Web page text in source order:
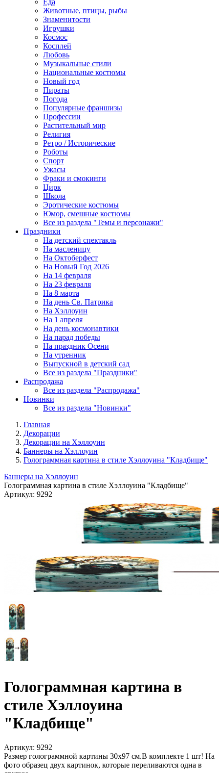
Еда
Животные, птицы, рыбы
Знаменитости
Игрушки
Космос
Косплей
Любовь
Музыкальные стили
Национальные костюмы
Новый год
Пираты
Погода
Популярные франшизы
Профессии
Растительный мир
Религия
Ретро / Исторические
Роботы
Спорт
Ужасы
Фраки и смокинги
Цирк
Школа
Эротические костюмы
Юмор, смешные костюмы
Все из раздела "Темы и персонажи"
Праздники
На детский спектакль
На масленицу
На Октоберфест
На Новый Год 2026
На 14 февраля
На 23 февраля
На 8 марта
На день Св. Патрика
На Хэллоуин
На 1 апреля
На день космонавтики
На парад победы
На праздник Осени
На утренник
Выпускной в детский сад
Все из раздела "Праздники"
Распродажа
Все из раздела "Распродажа"
Новинки
Все из раздела "Новинки"
Главная
Декорации
Декорации на Хэллоуин
Баннеры на Хэллоуин
Голограммная картина в стиле Хэллоуина "Кладбище"
Баннеры на Хэллоуин
Голограммная картина в стиле Хэллоуина "Кладбище"
Артикул: 9292
Голограммная картина в
стиле Хэллоуина
"Кладбище"
Артикул: 9292
Размер голограммной картины 30х97 см.В комплекте 1 шт! На
фото образец двух картинок, которые переливаются одна в